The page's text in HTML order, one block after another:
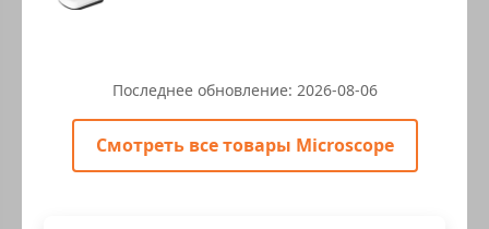
Последнее обновление: 2026-08-06
Смотреть все товары Microscope